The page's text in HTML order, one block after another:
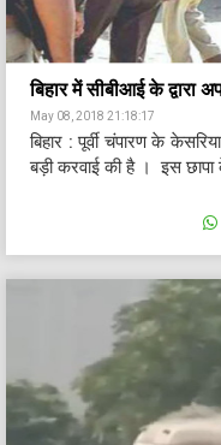
बिहार में सीबीआई के द्वारा
May 08, 2018 21:18:17
बिहार : पूर्वी चंपारण के
बड़ी करवाई की है । इस